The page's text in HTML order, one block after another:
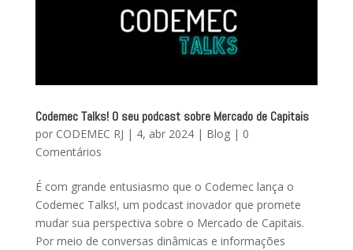
Codemec Talks! O seu podcast sobre Mercado de Capitais
por CODEMEC RJ | 4, abr 2024| Blog| 0
Comentários
É com grande entusiasmo que o Codemec lança o
Codemec Talks!, um podcast inovador que promete
mudar sua perspectiva sobre o Mercado de Capitais.
Por meio de conversas dinâmicas e informações